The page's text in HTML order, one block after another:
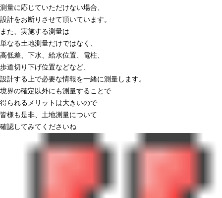
測量に応じていただけない場合、
設計をお断りさせて頂いています。
また、実施する測量は
単なる土地測量だけではなく、
高低差、下水、給水位置、電柱、
歩道切り下げ位置などなど、
設計する上で必要な情報を一緒に測量します。
境界の確定以外にも測量することで
得られるメリットは大きいので
皆様も是非、土地測量について
確認してみてくださいね